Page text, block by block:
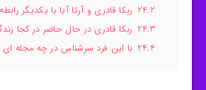
24.2 ربکا قادری و آرتا آیا با یکدیگر
24.3 ربکا قادری در حال حاضر در کجا
24.4 با این فرد سرشناس در چه مجله ای